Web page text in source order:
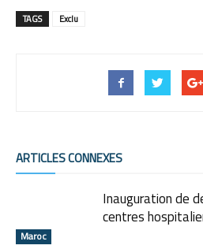
TAGS Exclu
ARTICLES CONNEXES
Maroc
Inauguration de
centres